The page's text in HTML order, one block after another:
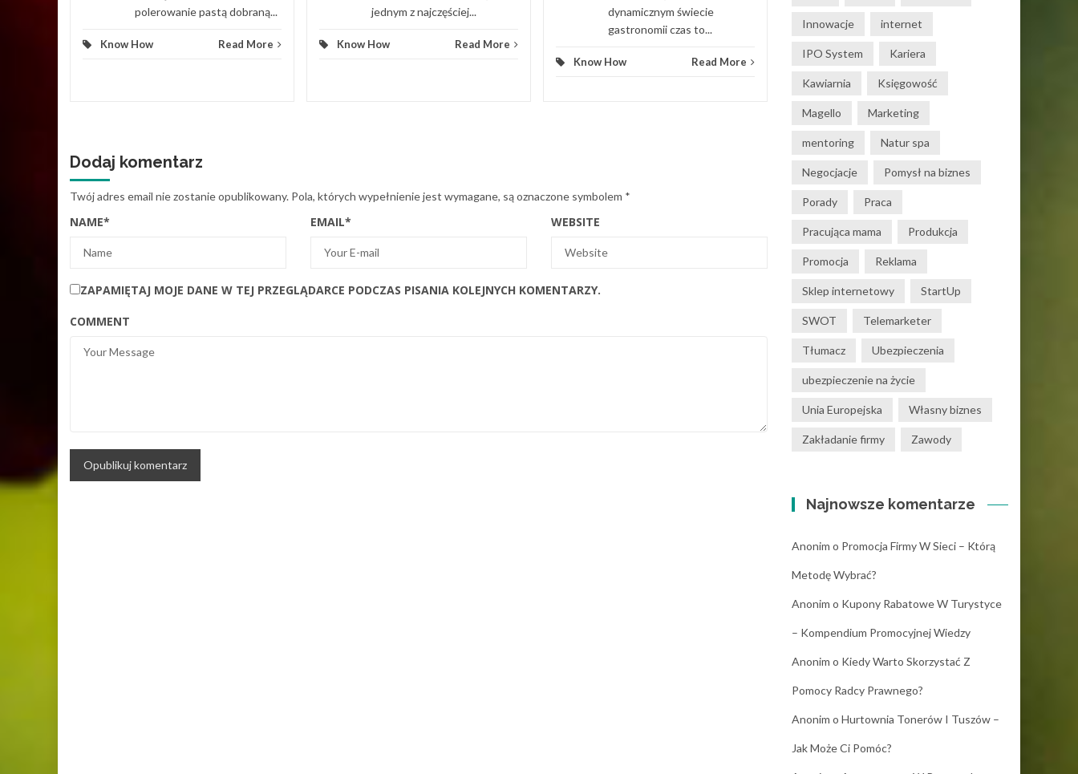
polerowanie pastą dobraną...
Know How Read More
jednym z najczęściej...
Know How Read More
dynamicznym świecie
gastronomii czas to...
Know How Read More
Dodaj komentarz
Twój adres email nie zostanie opublikowany. Pola, których wypełnienie jest wymagane, są oznaczone symbolem *
NAME* EMAIL* WEBSITE
ZAPAMIĘTAJ MOJE DANE W TEJ PRZEGLĄDARCE PODCZAS PISANIA KOLEJNYCH KOMENTARZY.
COMMENT
Innowacje internet
IPO System Kariera
Kawiarnia Księgowość
Magello Marketing
mentoring Natur spa
Negocjacje Pomysł na biznes
Porady Praca
Pracująca mama Produkcja
Promocja Reklama
Sklep internetowy StartUp
SWOT Telemarketer
Tłumacz Ubezpieczenia
ubezpieczenie na życie
Unia Europejska Własny biznes
Zakładanie firmy Zawody
Najnowsze komentarze
Anonim o Promocja Firmy W Sieci – Którą
Metodę Wybrać?
Anonim o Kupony Rabatowe W Turystyce
– Kompendium Promocyjnej Wiedzy
Anonim o Kiedy Warto Skorzystać Z
Pomocy Radcy Prawnego?
Anonim o Hurtownia Tonerów I Tuszów –
Jak Może Ci Pomóc?